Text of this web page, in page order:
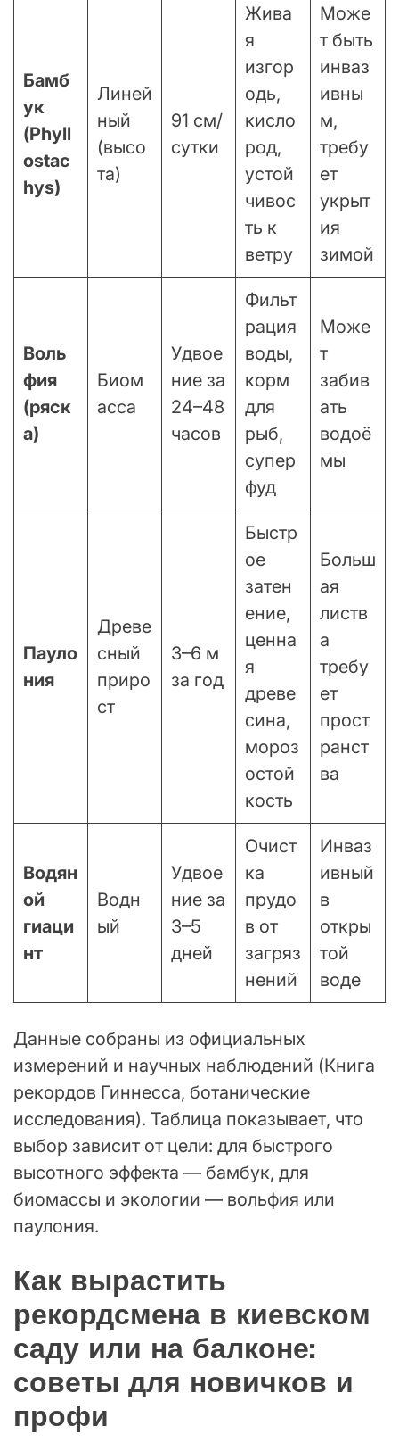
Бамб
ук
(Phyll
ostac
hys)
Линей
ный
(высо
та)
91 см/
сутки
Жива
я
изгор
одь,
кисло
род,
устой
чивос
ть к
ветру
Може
т быть
инваз
ивны
м,
требу
ет
укрыт
ия
зимой
Воль
фия
(ряск
а)
Биом
асса
Удвое
ние за
24–48
часов
Фильт
рация
воды,
корм
для
рыб,
супер
фуд
Може
т
забив
ать
водоё
мы
Пауло
ния
Древе
сный
приро
ст
3–6 м
за год
Быстр
ое
затен
ение,
ценна
я
древе
сина,
мороз
остой
кость
Больш
ая
листв
а
требу
ет
прост
ранст
ва
Водян
ой
гиаци
нт
Водн
ый
Удвое
ние за
3–5
дней
Очист
ка
прудо
в от
загряз
нений
Инваз
ивный
в
откры
той
воде
Данные собраны из официальных
измерений и научных наблюдений (Книга
рекордов Гиннесса, ботанические
исследования). Таблица показывает, что
выбор зависит от цели: для быстрого
высотного эффекта — бамбук, для
биомассы и экологии — вольфия или
паулония.
Как вырастить
рекордсмена в киевском
саду или на балконе:
советы для новичков и
профи